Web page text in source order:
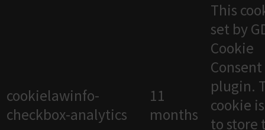
cookielawinfo-
checkbox-analytics
11
months
This
set by
Cookie
Consent
plugin.
cookie
to store